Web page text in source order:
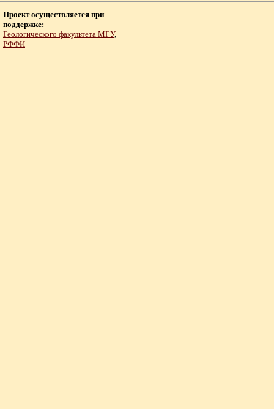
Проект осуществляется при
поддержке:
Геологического факультета МГУ,
РФФИ